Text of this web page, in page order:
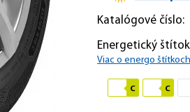
Katalógové číslo:
Energetický
Viac o energo štítkoch
C C